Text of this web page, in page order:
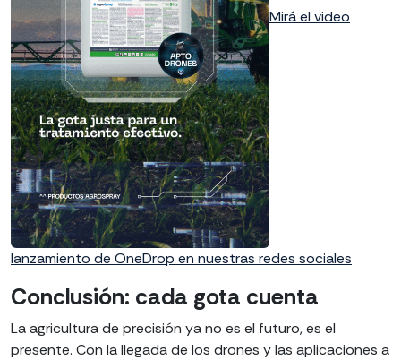
Mirá el video
lanzamiento de OneDrop en nuestras redes sociales
Conclusión: cada gota cuenta
La agricultura de precisión ya no es el futuro, es el
presente. Con la llegada de los drones y las aplicaciones a